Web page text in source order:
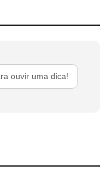
ouvir uma dica!